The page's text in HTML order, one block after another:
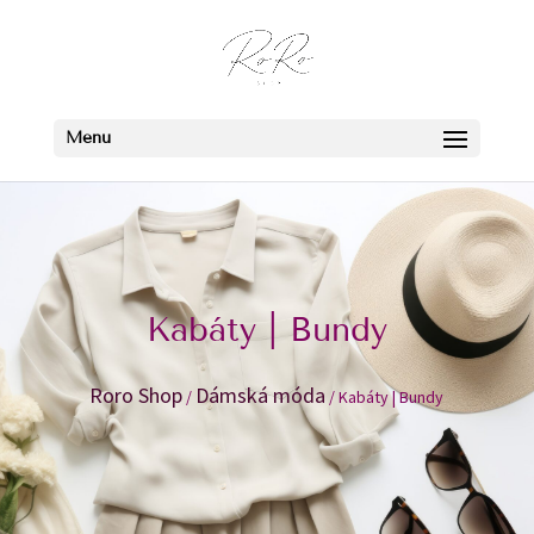
Kabáty | Bundy
Roro Shop / Dámská móda / Kabáty | Bundy